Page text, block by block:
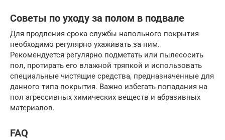
Советы по уходу за полом в подвале
Для продления срока службы напольного покрытия
необходимо регулярно ухаживать за ним.
Рекомендуется регулярно подметать или пылесосить
пол, протирать его влажной тряпкой и использовать
специальные чистящие средства, предназначенные для
данного типа покрытия. Важно избегать попадания на
пол агрессивных химических веществ и абразивных
материалов.
FAQ